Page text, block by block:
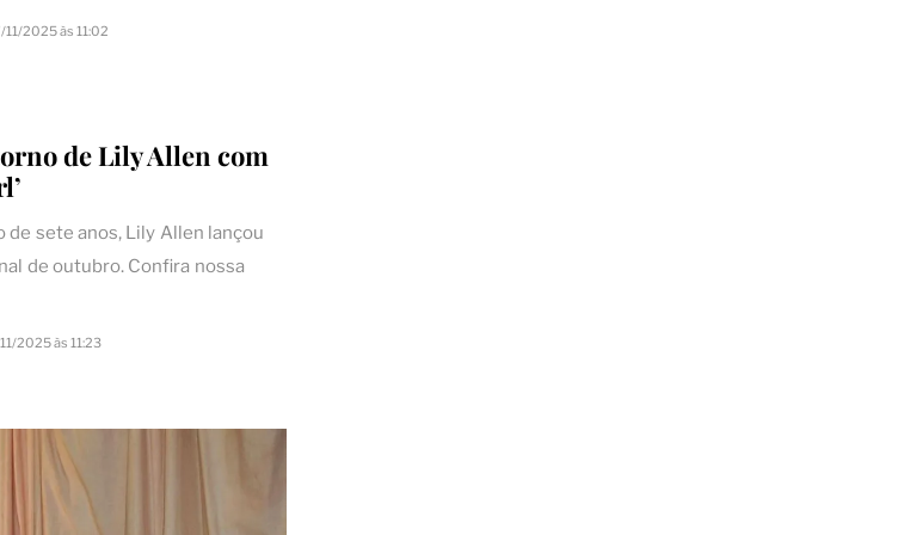
11/2025 às 11:02
de Lily Allen com
de sete anos, Lily Allen lançou
de outubro. Confira nossa
2025 às 11:23